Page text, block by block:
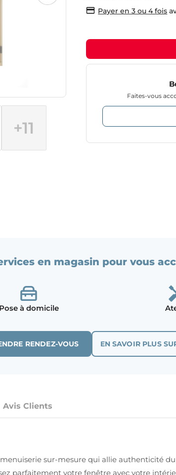
+11
Payer en 3 ou 4 fois
Faites-vous
en magasin pour vous
Pose à domicile
RENDEZ-VOUS EN SAVOIR PLUS
Avis Clients
sur-mesure qui allie authenticité
parfaitement votre fenêtre avec votre